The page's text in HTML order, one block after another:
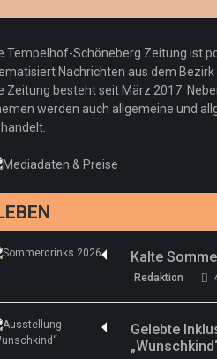
Redaktion
Pepe Jeans
neuer
Redaktion
Woher kommt
Regeln
drei neue
Tempelhof-Schöneberg Zeitung ist
Nachrichten aus dem
Zeitung besteht seit März 2017.
werden auch allgemeine und
Kalte
Redaktion
Gelebte